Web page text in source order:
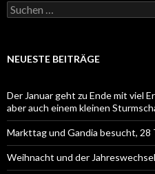
Suchen
nach:
NEUESTE BEITRÄGE
Der Januar geht zu Ende mit viel
aber auch einem kleinen
Markttag und Gandia besucht, 28
Weihnacht und der Jahreswechsel